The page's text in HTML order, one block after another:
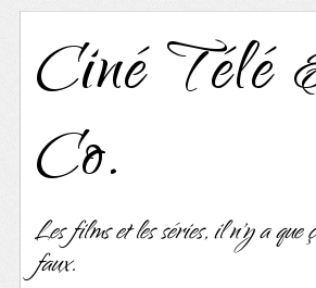
Ciné Télé
Co.
Les films et les séries, il n'y a
faux.